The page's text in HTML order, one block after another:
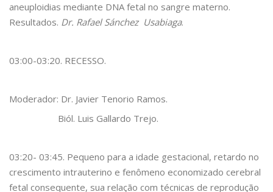
aneuploidias mediante DNA fetal no sangre materno.
Resultados. Dr. Rafael Sánchez Usabiaga.
03:00-03:20. RECESSO.
Moderador: Dr. Javier Tenorio Ramos.
Biól. Luis Gallardo Trejo.
03:20- 03:45. Pequeno para a idade gestacional, retardo no
crescimento intrauterino e fenômeno economizado cerebral
fetal consequente, sua relação com técnicas de reprodução